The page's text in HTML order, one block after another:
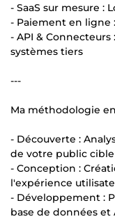
- SaaS sur mesure :
- Paiement en ligne
- API & Connecteurs
systèmes tiers
---
Ma méthodologie
- Découverte :
de votre public cible
- Conception :
l'expérience
- Développement :
base de données et